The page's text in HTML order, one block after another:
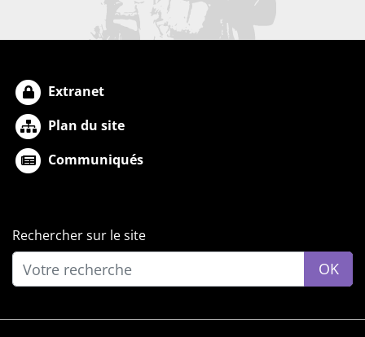
Extranet
Plan du site
Communiqués
Rechercher sur le site
OK